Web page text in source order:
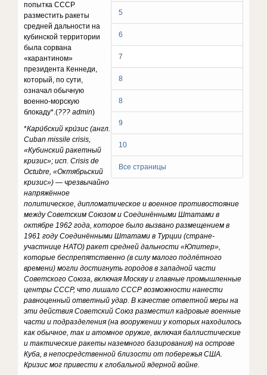
5
6
7
8
8
9
10
Все страницы
попытка СССР
разместить ракеты
средней дальности на
кубинской территории
была сорвана
«карантином»
президента Кеннеди,
который, по сути,
означал обычную
военно-морскую
блокаду*.(??? admin)
*Кари́бский кри́зис (англ.
Cuban missile crisis,
«Кубинский ракетный
кризис»; исп. Crisis de
Octubre, «Октябрьский
кризис») — чрезвычайно
напряжённое
политическое, дипломатическое и военное противостояние
между Советским Союзом и Соединёнными Штатами в
октябре 1962 года, которое было вызвано размещением в
1961 году Соединёнными Штатами в Турции (стране-
участнице НАТО) ракет средней дальности «Юпитер»,
которые беспрепятственно (в силу малого подлётного
времени) могли достигнуть городов в западной части
Советского Союза, включая Москву и главные промышленные
центры СССР, что лишало СССР возможности нанести
равноценный ответный удар. В качестве ответной меры на
эти действия Советский Союз разместил кадровые военные
части и подразделения (на вооружении у которых находилось
как обычное, так и атомное оружие, включая баллистические
и тактические ракеты наземного базирования) на острове
Куба, в непосредственной близости от побережья США.
Кризис мог привести к глобальной ядерной войне.